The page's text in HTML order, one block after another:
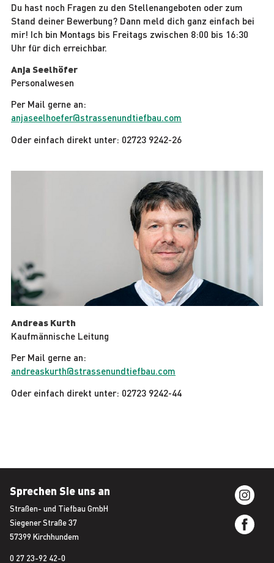
Du hast noch Fragen zu den Stellenangeboten oder zum
Stand deiner Bewerbung? Dann meld dich ganz einfach bei
mir! Ich bin Montags bis Freitags zwischen 8:00 bis 16:30
Uhr für dich erreichbar.
Anja Seelhöfer
Personalwesen
Per Mail gerne an:
anjaseelhoefer@strassenundtiefbau.com
Oder einfach direkt unter: 02723 9242-26
Andreas Kurth
Kaufmännische Leitung
Per Mail gerne an:
andreaskurth@strassenundtiefbau.com
Oder einfach direkt unter: 02723 9242-44
Sprechen Sie uns an
Straßen- und Tiefbau GmbH
Siegener Straße 37
57399 Kirchhundem
0 27 23-92 42-0